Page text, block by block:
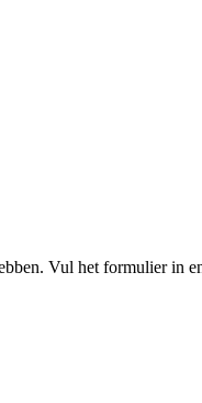
Vul het formulier in